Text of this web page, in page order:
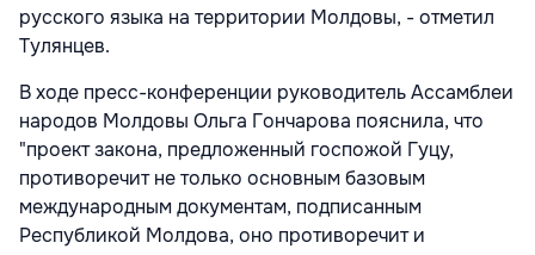
русского языка на территории Молдовы, - отметил
Тулянцев.
В ходе пресс-конференции руководитель Ассамблеи
народов Молдовы Ольга Гончарова пояснила, что
"проект закона, предложенный госпожой Гуцу,
противоречит не только основным базовым
международным документам, подписанным
Республикой Молдова, оно противоречит и